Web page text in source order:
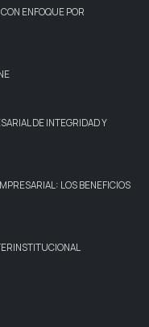
ENFOQUE POR
DE INTEGRIDAD Y
LOS BENEFICIOS